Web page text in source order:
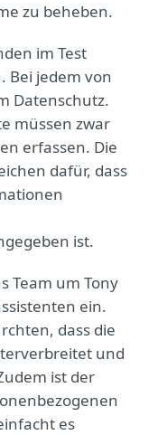
zu beheben.
im Test
Bei jedem von
Datenschutz.
müssen zwar
erfassen. Die
dafür, dass
ist.
Team um Tony
ein.
dass die
und
ist der
es